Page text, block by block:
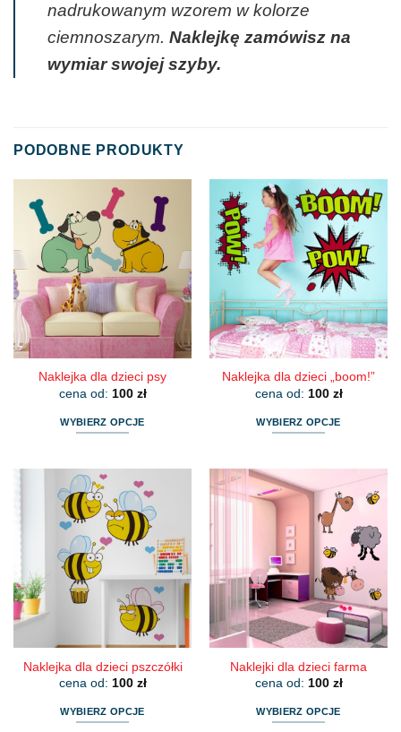
nadrukowanym wzorem w kolorze
ciemnoszarym. Naklejkę zamówisz na
wymiar swojej szyby.
PODOBNE PRODUKTY
Naklejka dla dzieci psy
cena od: 100 zł
WYBIERZ OPCJE
ma
wiele
wariantów.
Opcje
można
stronie
produktu
Naklejka dla dzieci „boom!”
cena od: 100 zł
WYBIERZ OPCJE
wiele
wariantów.
Opcje
można
wybrać
na
stronie
produktu
Naklejka dla dzieci pszczółki
cena od: 100 zł
WYBIERZ OPCJE
Naklejki dla dzieci farma
cena od: 100 zł
WYBIERZ OPCJE